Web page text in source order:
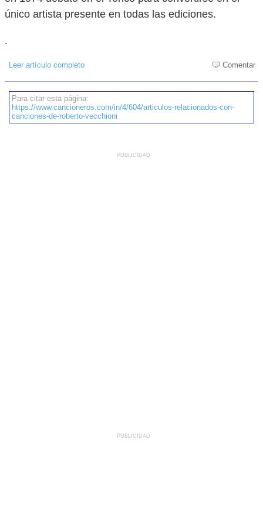
único artista presente en todas las ediciones.
.
Leer artículo completo Comentar
Para citar esta página:
https://www.cancioneros.com/in/4/604/articulos-relacionados-con-
canciones-de-roberto-vecchioni
PUBLICIDAD
PUBLICIDAD